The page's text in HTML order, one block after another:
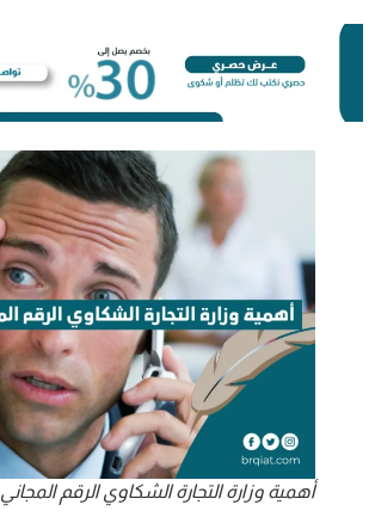
أهمية وزارة التجارة الشكاوي الرقم المجاني